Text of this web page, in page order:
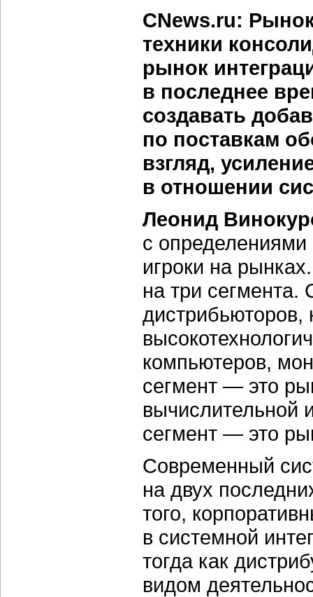
CNews.ru:
техники
рынок
в последнее
создавать
по поставкам
взгляд,
в отношении
Леонид
с определениями
игроки на
на три
дистрибьюторов,
компьютеров,
сегмент — это
вычислительной
сегмент — это
Современный
на двух
того,
в системной
тогда как
видом